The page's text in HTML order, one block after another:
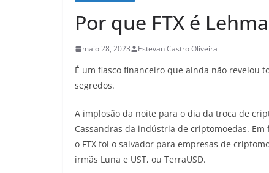
Por que FTX é
maio 28, 2023 Estevan Castro Oliveira
É um fiasco financeiro que ainda não revelou
segredos.
A implosão da noite para o dia da troca de
Cassandras da indústria de criptomoedas.
o FTX foi o salvador para empresas de
irmãs Luna e UST, ou TerraUSD.